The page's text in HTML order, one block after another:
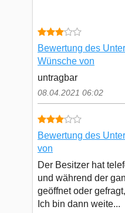
Bewertung des
Wünsche von
untragbar
08.04.2021 06:02
Bewertung des
von
Der Besitzer hat
und während der
geöffnet oder
Ich bin dann weite...